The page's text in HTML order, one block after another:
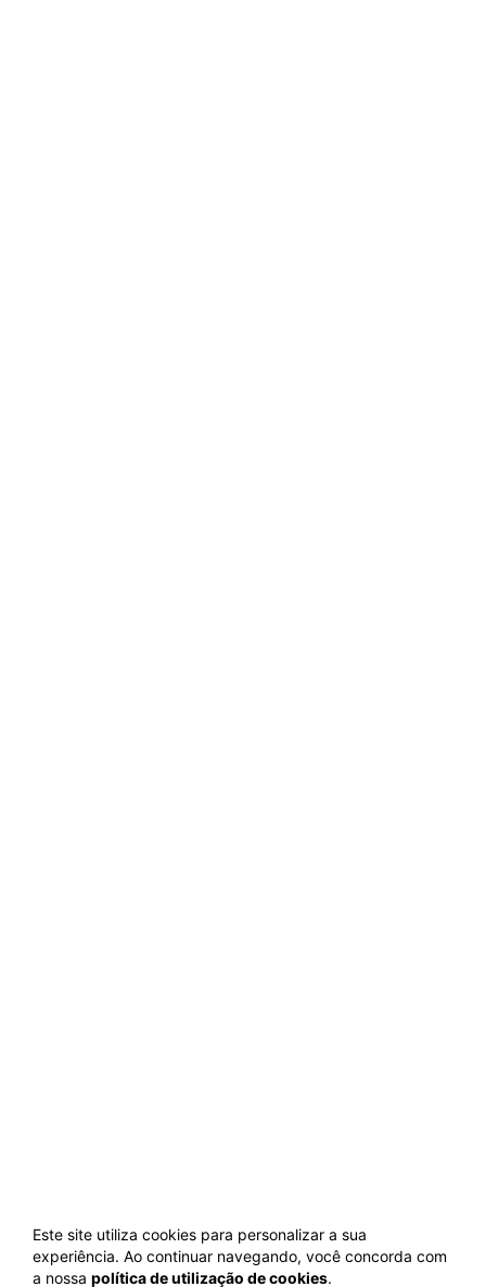
Este site utiliza cookies para personalizar a sua
experiência. Ao continuar navegando, você concorda com
a nossa política de utilização de cookies.